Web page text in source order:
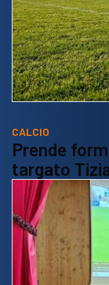
CALCIO
Prende
targato